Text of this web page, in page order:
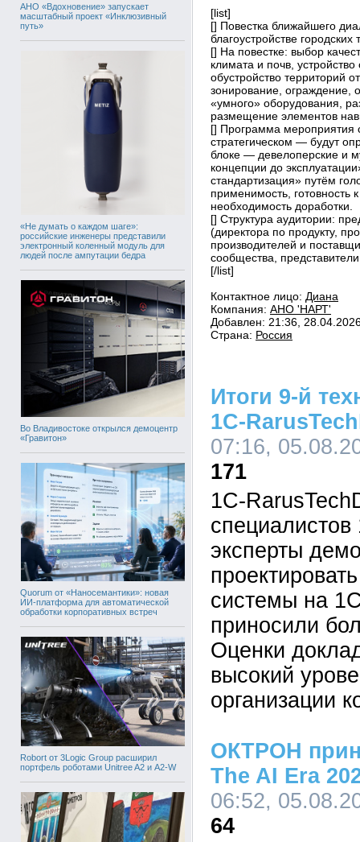
АНО «Вдохновение» запускает
масштабный проект «Инклюзивный
путь»
«Не думать о каждом шаге»:
российские инженеры представили
электронный коленный модуль для
людей после ампутации бедра
Во Владивостоке открылся демоцентр
«Гравитон»
Quorum от «Наносемантики»: новая
ИИ-платформа для автоматической
обработки корпоративных встреч
Robort от 3Logic Group расширил
портфель роботами Unitree A2 и A2-W
[list]
[] Повестка ближайшего
благоустройстве городских
[] На повестке: выбор
климата и почв,
обустройство территорий
зонирование, ограждение,
«умного» оборудования,
размещение элементов
[] Программа мероприятия
стратегическом — будут
блоке — девелоперские и
концепции до
стандартизация» путём
применимость, готовность
необходимость доработки.
[] Структура аудитории:
(директора по продукту,
производителей и
сообщества,
[/list]
Контактное лицо: Диана
Компания: АНО 'НАРТ'
Добавлен: 21:36,
Страна: Россия
Итоги 9-й
1C-
07:16,
171
1C-
эксперты
системы на
приносили
Оценки
высокий
организации
ОКТРОН
The AI Era
06:52,
64